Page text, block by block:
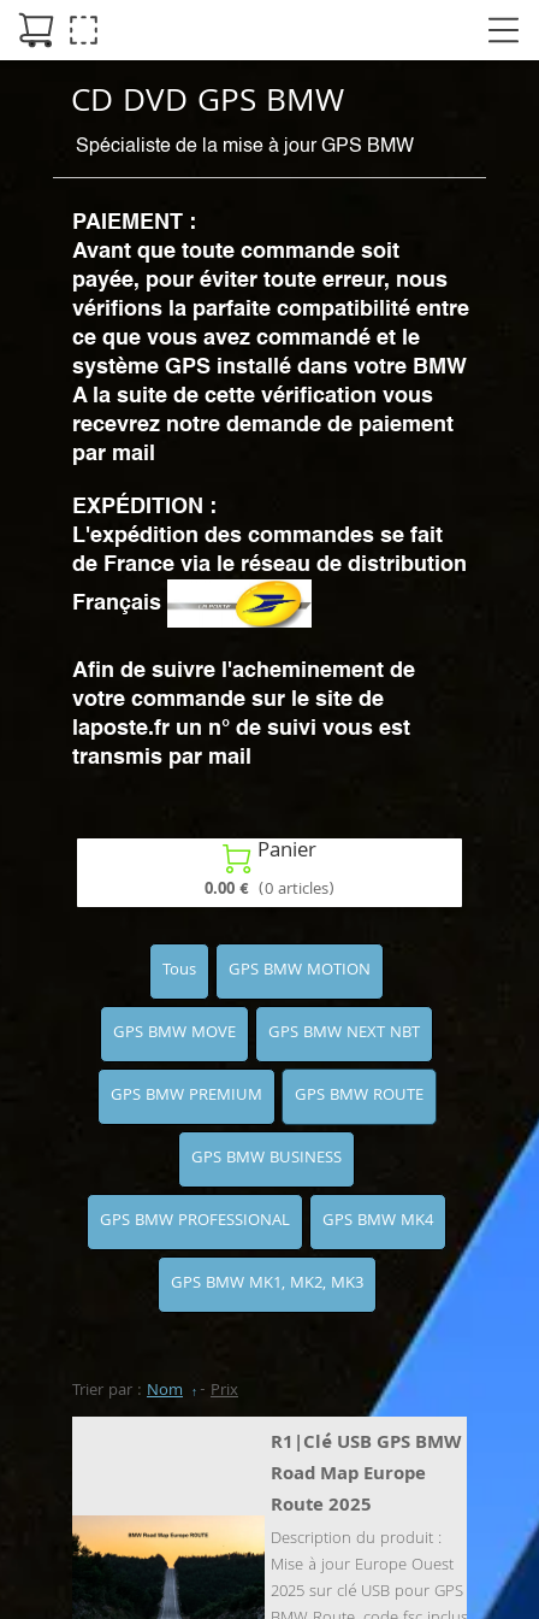
CD DVD GPS BMW
Spécialiste de la mise à jour GPS BMW
PAIEMENT :
Avant que toute commande soit
payée, pour éviter toute erreur, nous
vérifions la parfaite compatibilité entre
ce que vous avez commandé et le
système GPS installé dans votre BMW
A la suite de cette vérification vous
recevrez notre demande de paiement
par mail
EXPÉDITION :
L'expédition des commandes se fait
de France via le réseau de distribution
Français
Afin de suivre l'acheminement de
votre commande sur le site de
laposte.fr un n° de suivi vous est
transmis par mail
 Panier
0.00 € (0 articles)
Tous GPS BMW MOTION
GPS BMW MOVE GPS BMW NEXT NBT
GPS BMW PREMIUM GPS BMW ROUTE
GPS BMW BUSINESS
GPS BMW PROFESSIONAL GPS BMW MK4
GPS BMW MK1, MK2, MK3
Trier par : Nom - Prix
R1|Clé USB GPS BMW
Road Map Europe
Route 2025
Description du produit :
Mise à jour Europe Ouest
2025 sur clé USB pour GPS